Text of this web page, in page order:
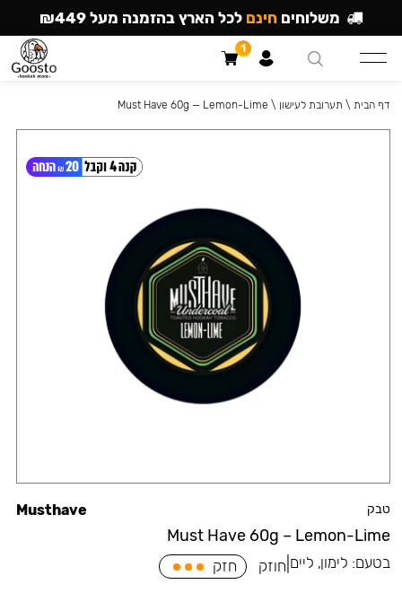
טבק
Must Have 60g – Lemon-Lime
Musthave
בטעם: לימון, ליים חוזק חזק
דף הבית \ תערובת לעישון \
Must Have 60g — Lemon-Lime
משלוחים חינם לכל הארץ בהזמנה מעל ₪449
1